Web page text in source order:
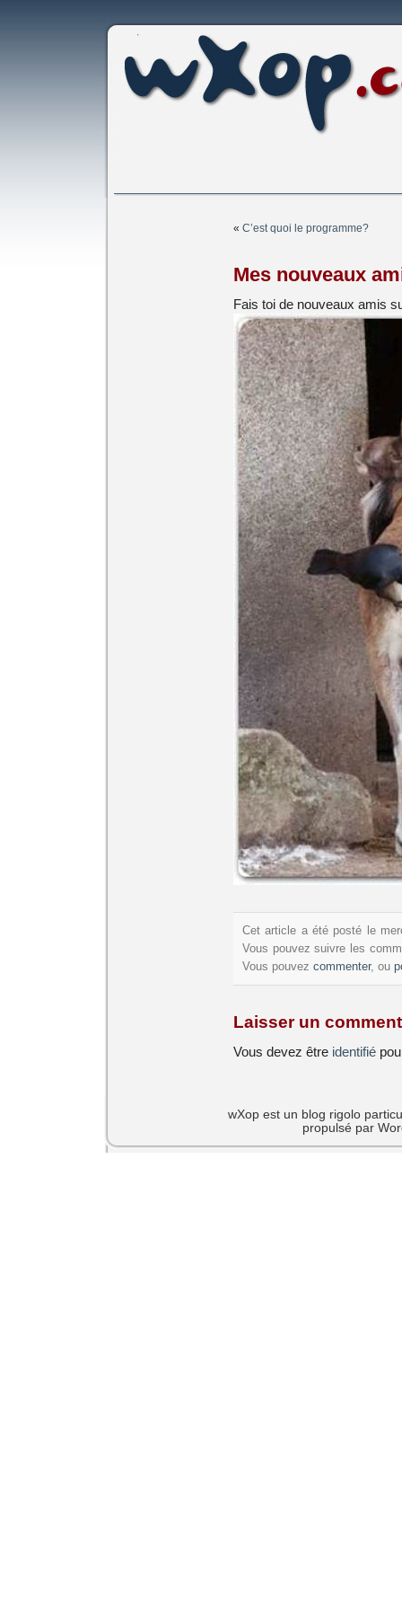
« C’est quoi le programme?
Mes nouveaux
Fais toi de nouveaux amis
Cet article a été posté le
Vous pouvez suivre les
Vous pouvez commenter, ou
Laisser un
Vous devez être identifié
wXop est un blog rigolo
propulsé par